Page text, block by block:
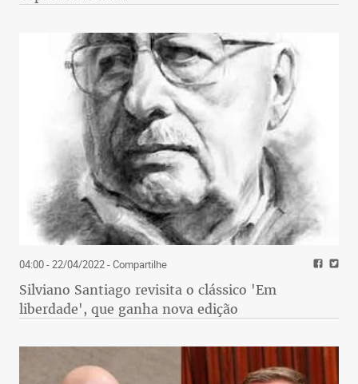
04:00 - 22/04/2022- Compartilhe
Silviano Santiago revisita o clássico 'Em
liberdade', que ganha nova edição